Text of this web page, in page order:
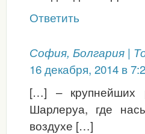
Ответить
София, Болгария |
16 декабря, 2014 в
[…] – крупнейших
Шарлеруа, где
воздухе […]